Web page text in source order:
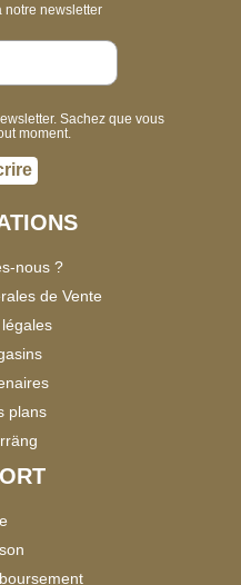
notre newsletter
Sachez que vous
moment.
nous ?
de Vente
plans